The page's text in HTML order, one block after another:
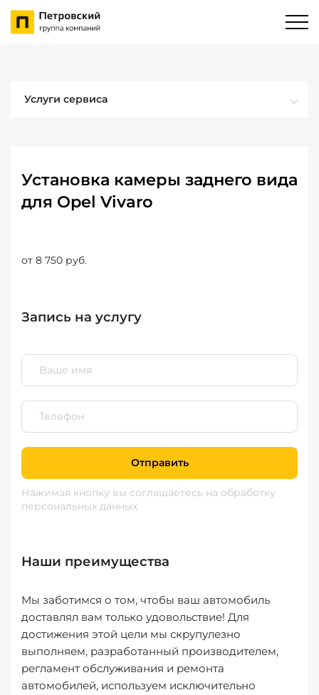
Услуги сервиса
Установка камеры заднего вида
для Opel Vivaro
от 8 750 руб.
Запись на услугу
Отправить
Нажимая кнопку вы соглашаетесь на обработку
персональных данных
Наши преимущества
Мы заботимся о том, чтобы ваш автомобиль
доставлял вам только удовольствие! Для
достижения этой цели мы скрупулезно
выполняем, разработанный производителем,
регламент обслуживания и ремонта
автомобилей, используем исключительно